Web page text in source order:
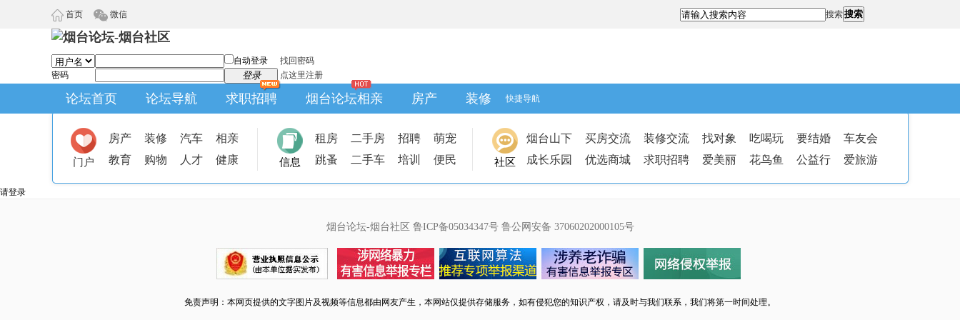
首页 微信 搜索搜索
自动登录
找回密码
密码
登录 点这里注册
论坛首页 论坛导航 求职招聘 烟台论坛相亲 房产 装修 快捷导航
门户
房产 装修 汽车
相亲
教育
购物 人才 健康 信息
租房 二手房 招聘
萌宠
跳蚤
二手车 培训 便民 社区
烟台山下 买房交流 装修交流 找对象 吃喝玩 要结婚
车友会
成长乐园
优选商城 求职招聘 爱美丽 花鸟鱼 公益行 爱旅游
请登录
烟台论坛-烟台社区 鲁ICP备05034347号 鲁公网安备 37060202000105号
免责声明：本网页提供的文字图片及视频等信息都由网友产生，本网站仅提供存储服务，如有侵犯您的知识产权，请及时与我们联系，我们将第一时间处理。